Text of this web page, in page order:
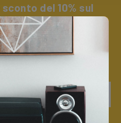
del 10% sul
omaggio a sorpresa.
newsletter
per confermare l'iscrizione